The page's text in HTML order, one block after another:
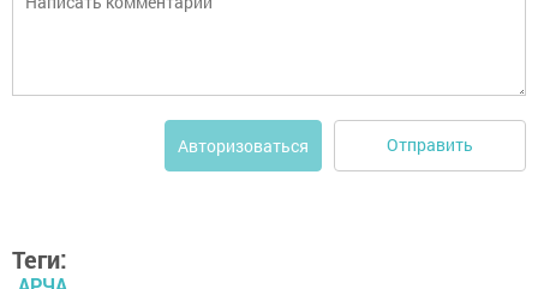
Авторизоваться Отправить
Теги: